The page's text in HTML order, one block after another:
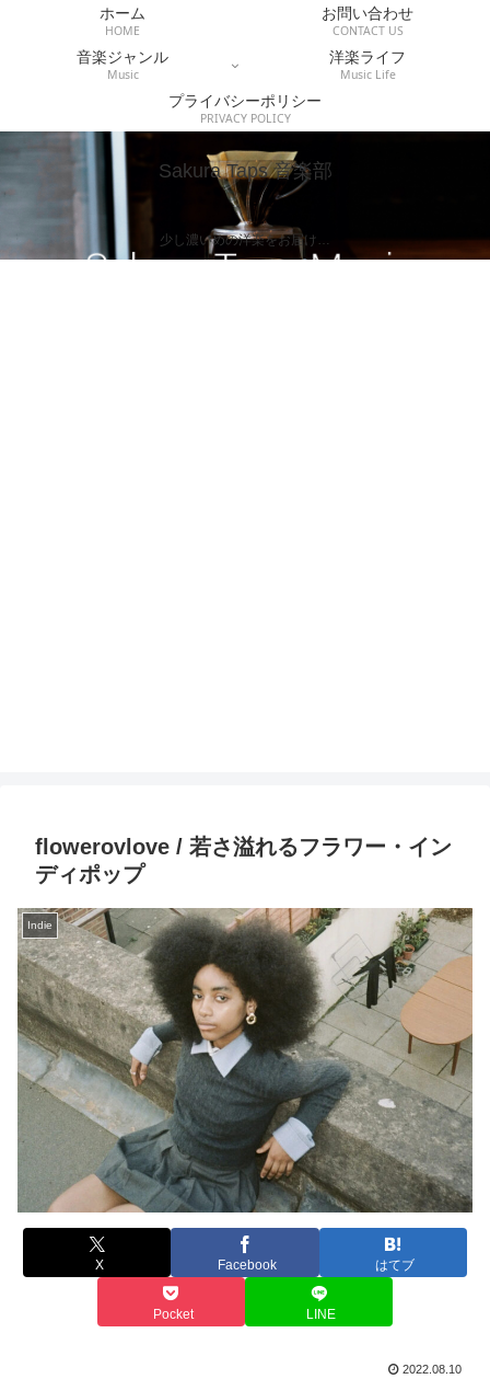
Sakura Taps 音楽部
少し濃いめの洋楽をお届け…
ホーム
HOME
お問い合わせ
CONTACT US
音楽ジャンル
Music
洋楽ライフ
Music Life
プライバシーポリシー
PRIVACY POLICY
flowerovlove / 若さ溢れるフラワー・イン
ディポップ
Indie
X Facebook はてブ
Pocket LINE
2022.08.10